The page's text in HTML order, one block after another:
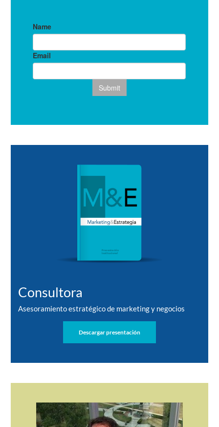
Consultora
Asesoramiento estratégico de marketing y negocios
Descargar presentación